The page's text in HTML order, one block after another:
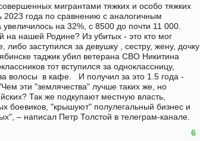
мигрантами тяжких и особо тяжких
года по сравнению с аналогичным
на 32%, с 8500 до почти 11 000.
на нашей Родине? Из убитых - это кто мог
либо заступился за девушку , сестру, жену, дочку
таджик убил ветерана СВО Никитина
тот вступился за одноклассницу,
волосы  в кафе.   И получил за это 1.5 года -
эти "землячества" лучше таких же, но
Так же подкупают местную власть,
боевиков, "крышуют" полулегальный бизнес и
– написал Петр Толстой в телеграм-канале.
6